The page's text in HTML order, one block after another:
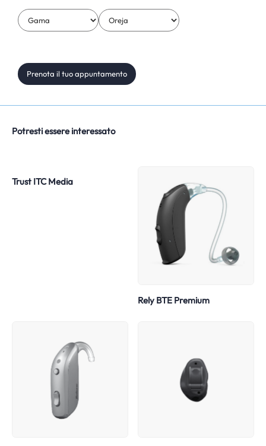
Prenota il tuo appuntamento
Potresti essere interessato
Trust ITC Media
Rely BTE Premium